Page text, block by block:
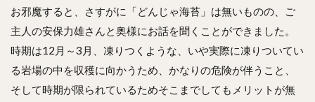
お邪魔すると、さすがに「どんじゃ海苔」は無いものの、ご
主人の安保力雄さんと奥様にお話を聞くことができました。
時期は12月～3月、凍りつくような、いや実際に凍りついてい
る岩場の中を収穫に向かうため、かなりの危険が伴うこと、
そして時期が限られているためそこまでしてもメリットが無